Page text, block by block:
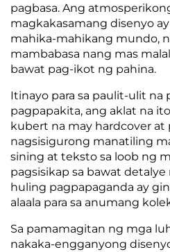
pagbasa. Ang
magkakasamang disenyo
mahika-mahikang mundo,
mambabasa nang mas
bawat pag-ikot ng pahina.
Itinayo para sa paulit-ulit na
pagpapakita, ang aklat na
kubert na may hardcover at
nagsisigurong manatiling
sining at teksto sa loob ng
pagsisikap sa bawat
huling pagpapaganda ay
alaala para sa anumang
Sa pamamagitan ng mga
nakaka-engganyong